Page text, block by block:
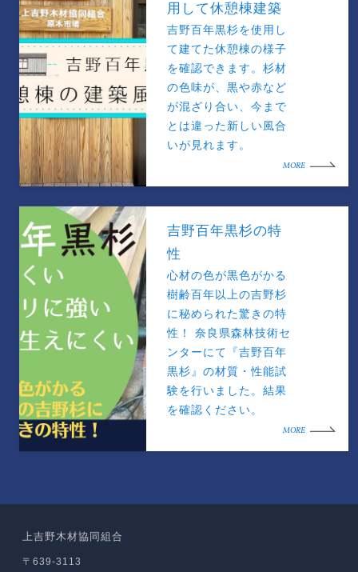
用して休憩棟建築
吉野百年黒杉を使用し
て建てた休憩棟の様子
を確認できます。杉材
の色味が、黒や赤など
が混ざり合い、今まで
とは違った新しい風合
いが見れます。
MORE
吉野百年黒杉の特
性
心材の色が黒色がかる
樹齢百年以上の吉野杉
に秘められた驚きの特
性！ 奈良県森林技術セ
ンターにて『吉野百年
黒杉』の材質・性能試
験を行いました。結果
を確認ください。
MORE
上吉野木材協同組合
〒639-3113